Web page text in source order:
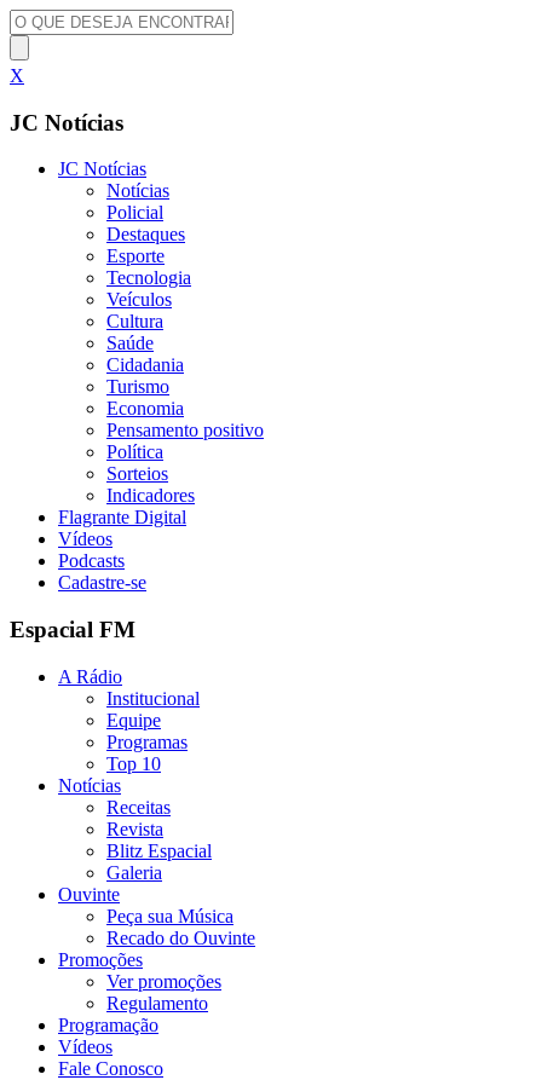
X
JC Notícias
JC Notícias
Notícias
Policial
Destaques
Esporte
Tecnologia
Veículos
Cultura
Saúde
Cidadania
Turismo
Economia
Pensamento positivo
Política
Sorteios
Indicadores
Flagrante Digital
Vídeos
Podcasts
Cadastre-se
Espacial FM
A Rádio
Institucional
Equipe
Programas
Top 10
Notícias
Receitas
Revista
Blitz Espacial
Galeria
Ouvinte
Peça sua Música
Recado do Ouvinte
Promoções
Ver promoções
Regulamento
Programação
Vídeos
Fale Conosco